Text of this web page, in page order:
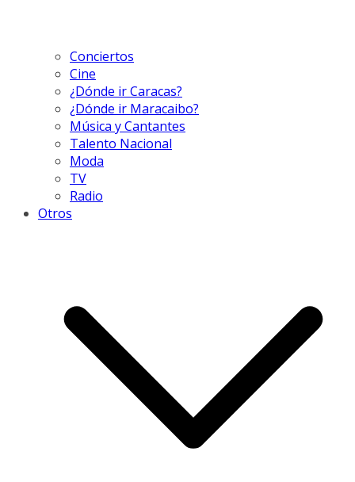
Conciertos
Cine
¿Dónde ir Caracas?
¿Dónde ir Maracaibo?
Música y Cantantes
Talento Nacional
Moda
TV
Radio
Otros